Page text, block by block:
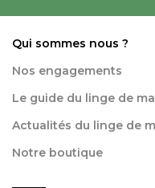
Qui sommes nous ?
Nos engagements
Le guide du linge de
Actualités du linge de
Notre boutique